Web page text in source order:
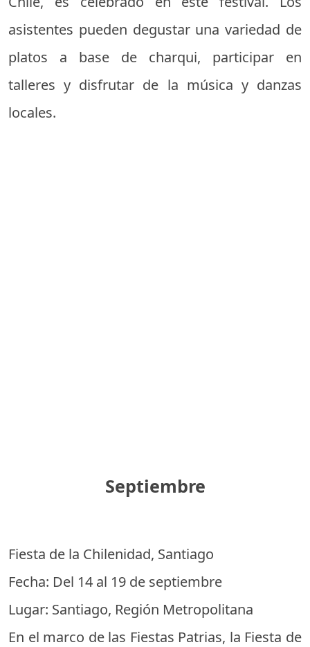
asistentes pueden degustar una variedad de
platos a base de charqui, participar en
talleres y disfrutar de la música y danzas
locales.
Septiembre
Fiesta de la Chilenidad, Santiago
Fecha: Del 14 al 19 de septiembre
Lugar: Santiago, Región Metropolitana
En el marco de las Fiestas Patrias, la Fiesta de